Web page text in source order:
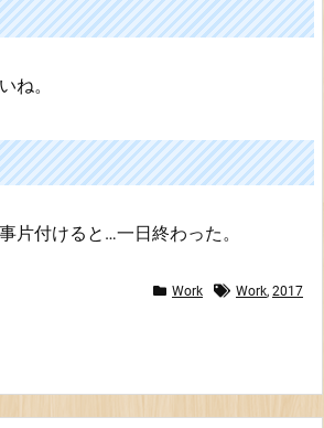
ね。
片付けると…一日終わった。
Work Work, 2017